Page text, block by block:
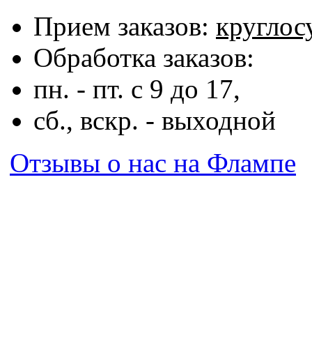
Прием заказов:
Обработка заказов:
пн. - пт. с 9 до 17,
сб., вскр. - выходной
Отзывы о нас на Флампе